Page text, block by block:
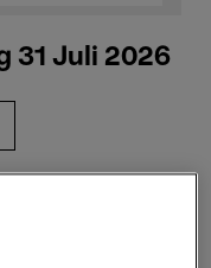
31 Juli 2026